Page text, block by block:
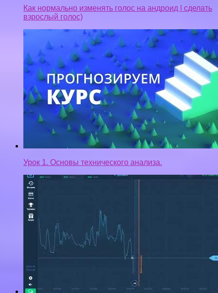
Как нормально изменять голос на андроид | сделать
взрослый голос)
Урок 1. Основы технического анализа.